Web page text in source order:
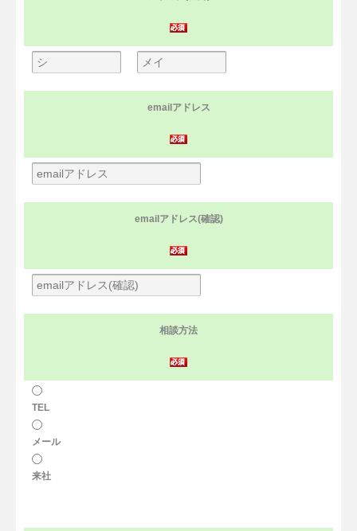
emailアドレス
emailアドレス(確認)
相談方法
TEL
メール
来社